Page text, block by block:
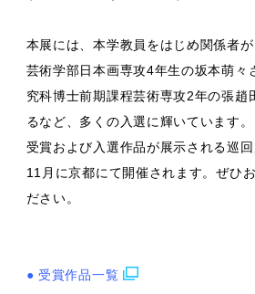
本展には、本学教員をはじめ関係者が
芸術学部日本画専攻4年生の坂本萌々
究科博士前期課程芸術専攻2年の張趙
るなど、多くの入選に輝いています。
受賞および入選作品が展示される巡回
11月に京都にて開催されます。ぜひ
ださい。
●受賞作品一覧